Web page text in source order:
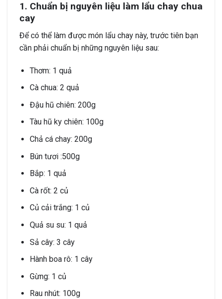
1. Chuẩn bị nguyên liệu làm lẩu chay chua
cay
Để có thể làm được món lẩu chay này, trước tiên bạn
cần phải chuẩn bị những nguyên liệu sau:
Thơm: 1 quả
Cà chua: 2 quả
Đậu hũ chiên: 200g
Tàu hũ ky chiên: 100g
Chả cá chay: 200g
Bún tươi :500g
Bắp: 1 quả
Cà rốt: 2 củ
Củ cải trắng: 1 củ
Quả su su: 1 quả
Sả cây: 3 cây
Hành boa rô: 1 cây
Gừng: 1 củ
Rau nhút: 100g